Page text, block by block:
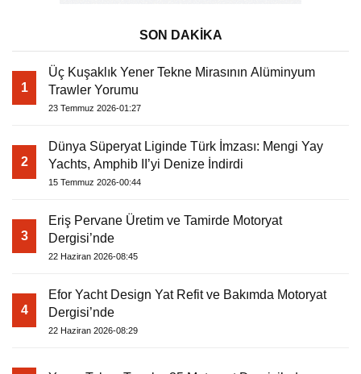
SON DAKİKA
1
Üç Kuşaklık Yener Tekne Mirasının Alüminyum
Trawler Yorumu
23 Temmuz 2026-01:27
2
Dünya Süperyat Liginde Türk İmzası: Mengi Yay
Yachts, Amphib II’yi Denize İndirdi
15 Temmuz 2026-00:44
3
Eriş Pervane Üretim ve Tamirde Motoryat
Dergisi’nde
22 Haziran 2026-08:45
4
Efor Yacht Design Yat Refit ve Bakımda Motoryat
Dergisi’nde
22 Haziran 2026-08:29